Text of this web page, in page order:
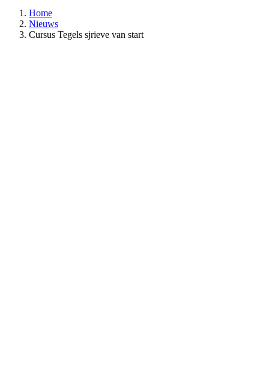
Home
Nieuws
Cursus Tegels sjrieve van start